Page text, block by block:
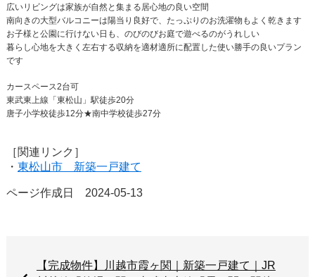
広いリビングは家族が自然と集まる居心地の良い空間
南向きの大型バルコニーは陽当り良好で、たっぷりのお洗濯物もよく乾きます
お子様と公園に行けない日も、のびのびお庭で遊べるのがうれしい
暮らし心地を大きく左右する収納を適材適所に配置した使い勝手の良いプラン
です
カースペース2台可
東武東上線「東松山」駅徒歩20分
唐子小学校徒歩12分★南中学校徒歩27分
［関連リンク］
・ 東松山市 新築一戸建て
ページ作成日 2024-05-13
【完成物件】川越市霞ヶ関｜新築一戸建て｜JR